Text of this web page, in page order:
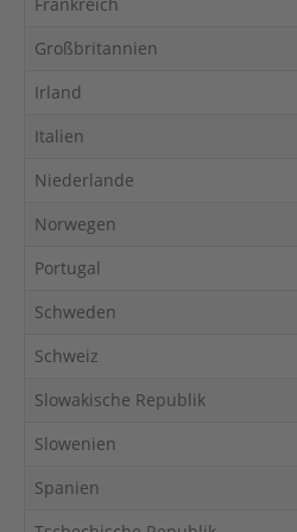
Großbritannien
Irland
Italien
Niederlande
Norwegen
Portugal
Schweden
Schweiz
Slowakische Republik
Slowenien
Spanien